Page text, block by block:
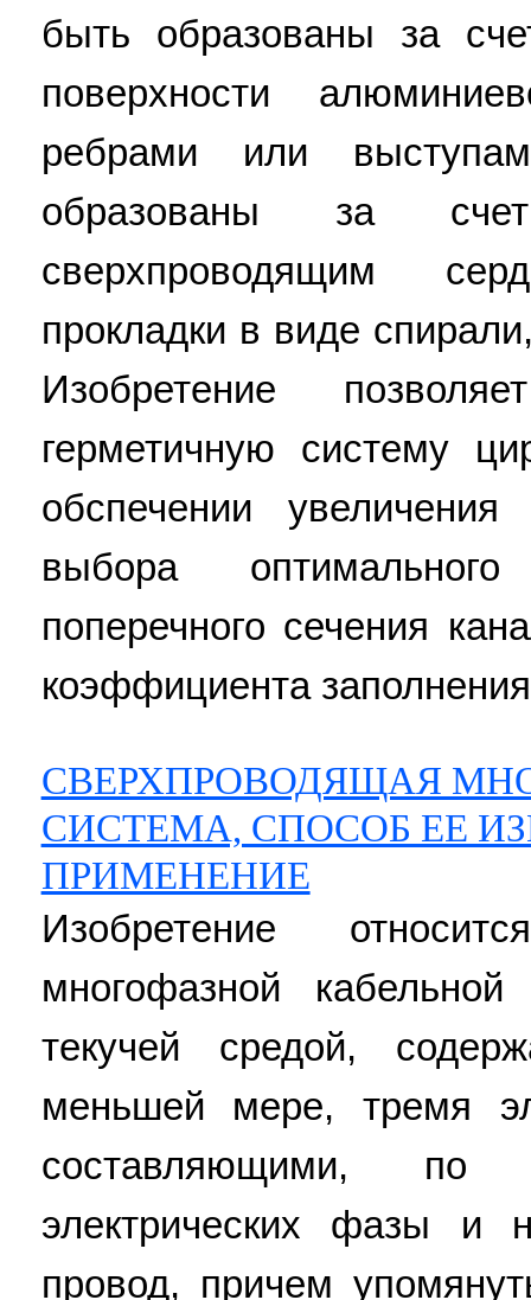
быть образованы за
поверхности
ребрами или
образованы за
сверхпроводящим
прокладки в виде
Изобретение
герметичную систему
обспечении
выбора
поперечного сечения
коэффициента
СВЕРХПРОВОДЯЩАЯ
СИСТЕМА, СПОСОБ ЕЕ
ПРИМЕНЕНИЕ
Изобретение
многофазной
текучей средой,
меньшей мере, тремя
составляющими,
электрических фазы и
провод, причем